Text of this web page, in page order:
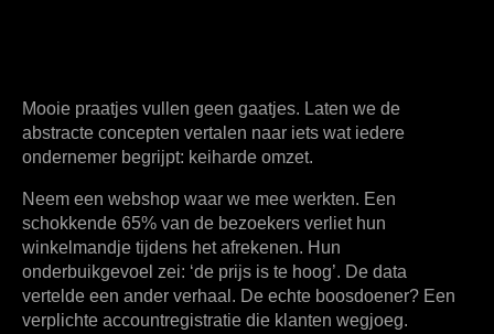
Mooie praatjes vullen geen gaatjes. Laten we de
abstracte concepten vertalen naar iets wat iedere
ondernemer begrijpt: keiharde omzet.
Neem een webshop waar we mee werkten. Een
schokkende 65% van de bezoekers verliet hun
winkelmandje tijdens het afrekenen. Hun
onderbuikgevoel zei: ‘de prijs is te hoog’. De data
vertelde een ander verhaal. De echte boosdoener? Een
verplichte accountregistratie die klanten wegjoeg.